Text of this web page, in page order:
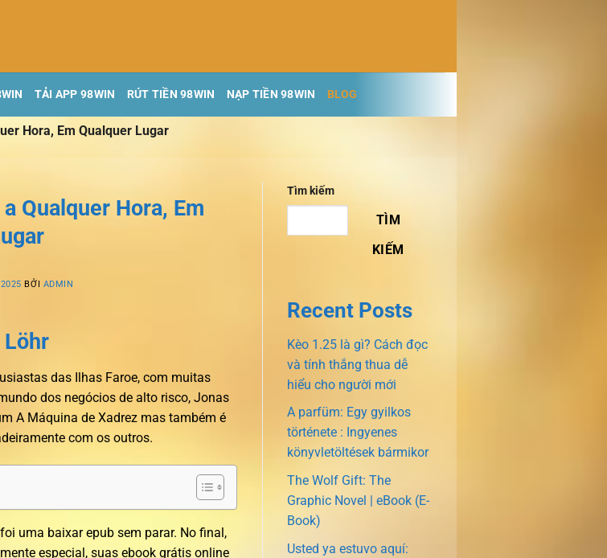
TẢI APP 98WIN RÚT TIỀN 98WIN NẠP TIỀN 98WIN BLOG
Hora, Em Qualquer Lugar
Qualquer Hora, Em
BỞI ADMIN
Löhr
das Ilhas Faroe, com muitas
dos negócios de alto risco, Jonas
A Máquina de Xadrez mas também é
com os outros.
uma baixar epub sem parar. No final,
especial, suas ebook grátis online
Tìm kiếm
TÌM
KIẾM
Recent Posts
Kèo 1.25 là gì? Cách đọc
và tính thắng thua dễ
hiểu cho người mới
A parfüm: Egy gyilkos
története : Ingyenes
könyvletöltések bármikor
The Wolf Gift: The
Graphic Novel | eBook (E-
Book)
Usted ya estuvo aquí: